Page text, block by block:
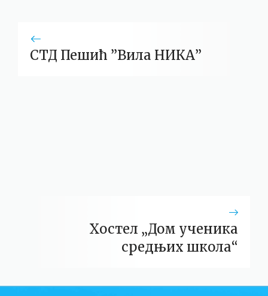
СТД Пешић ”Вила НИКА”
Хостел „Дом ученика
средњих школа“